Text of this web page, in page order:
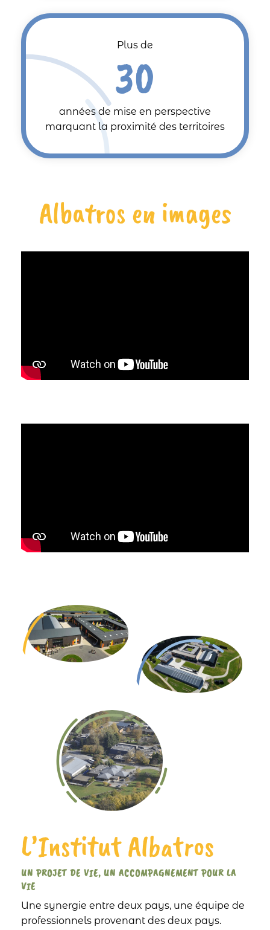
Plus de
30
années de mise en perspective
marquant la proximité des territoires
Albatros en images
L’Institut Albatros
UN PROJET DE VIE, UN ACCOMPAGNEMENT POUR LA
VIE
Une synergie entre deux pays, une équipe de
professionnels provenant des deux pays.